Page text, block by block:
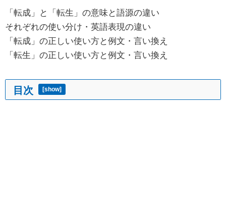
「転成」と「転生」の意味と語源の違い
それぞれの使い分け・英語表現の違い
「転成」の正しい使い方と例文・言い換え
「転生」の正しい使い方と例文・言い換え
目次 [show]